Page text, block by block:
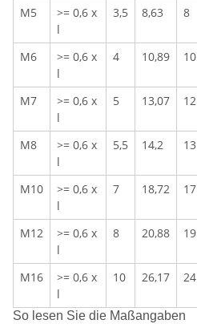
M5
>= 0,6 x
l
3,5 8,63 8
M6
>= 0,6 x
l
4 10,89 10
M7
>= 0,6 x
l
5 13,07 12
M8
>= 0,6 x
l
5,5 14,2 13
M10
>= 0,6 x
l
7 18,72 17
M12
>= 0,6 x
l
8 20,88 19
M16
>= 0,6 x
l
10 26,17 24
So lesen Sie die Maßangaben